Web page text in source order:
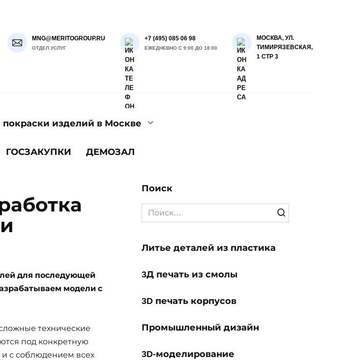
MNG@MERITOGROUP.RU
ОТДЕЛ УСЛУГ
+7 (495) 085 06 98
ЕЖЕДНЕВНО С 9:00 ДО 18:00
МОСКВА, УЛ.
ТИМИРЯЗЕВСКАЯ,
1 СТР 3
покраски изделий в Москве
ГОСЗАКУПКИ ДЕМОЗАЛ
для последующей
модели с
технические
под конкретную
и с соблюдением всех
Поиск
Search
for:
Литье деталей из пластика
3Д печать из смолы
3D печать корпусов
Промышленный дизайн
3D-моделирование